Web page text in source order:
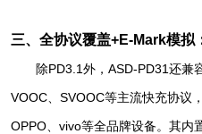
三、全协议覆盖+E-Mark模拟
除PD3.1外，ASD-PD31还兼
VOOC、SVOOC等主流快充协议
OPPO、vivo等全品牌设备。其内